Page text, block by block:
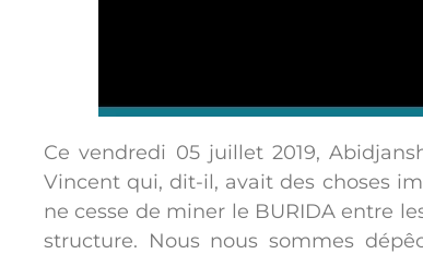
Ce vendredi 05 juillet 2019,
Vincent qui, dit-il, avait des choses
ne cesse de miner le BURIDA entre
structure. Nous nous sommes